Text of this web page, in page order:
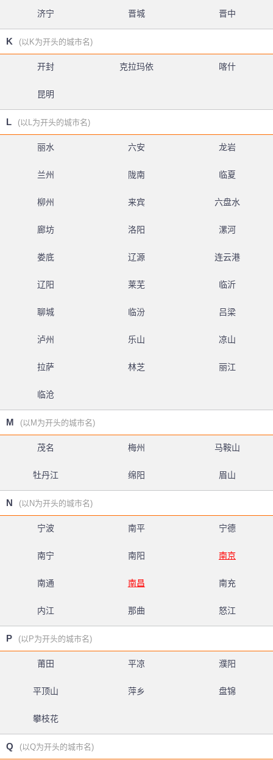
济宁 晋城 晋中
K (以K为开头的城市名)
开封 克拉玛依 喀什
昆明
L (以L为开头的城市名)
丽水 六安 龙岩
兰州 陇南 临夏
柳州 来宾 六盘水
廊坊 洛阳 漯河
娄底 辽源 连云港
辽阳 莱芜 临沂
聊城 临汾 吕梁
泸州 乐山 凉山
拉萨 林芝 丽江
临沧
M (以M为开头的城市名)
茂名 梅州 马鞍山
牡丹江 绵阳 眉山
N (以N为开头的城市名)
宁波 南平 宁德
南宁 南阳 南京
南通 南昌 南充
内江 那曲 怒江
P (以P为开头的城市名)
莆田 平凉 濮阳
平顶山 萍乡 盘锦
攀枝花
Q (以Q为开头的城市名)